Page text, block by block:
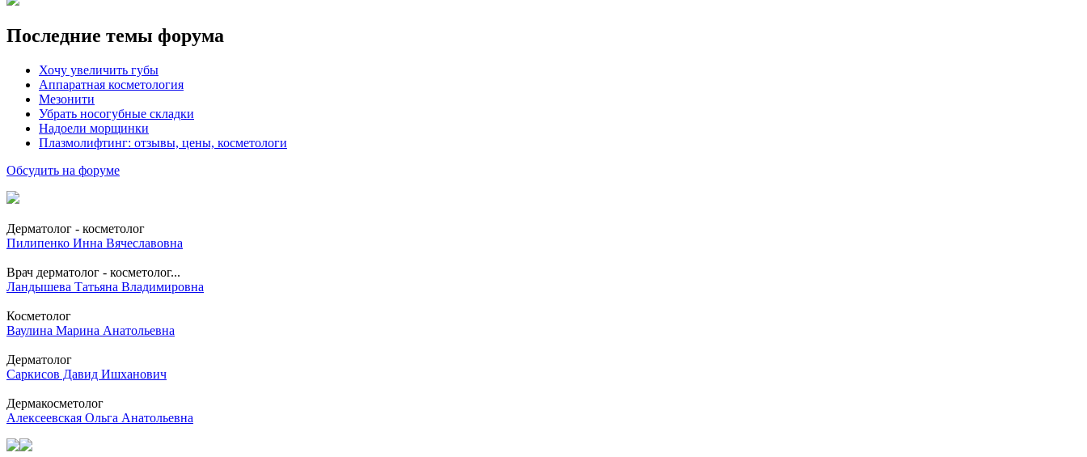
Последние темы форума
Хочу увеличить губы
Аппаратная косметология
Мезонити
Убрать носогубные складки
Надоели морщинки
Плазмолифтинг: отзывы, цены, косметологи
Обсудить на форуме
Дерматолог - косметолог
Пилипенко Инна Вячеславовна
Врач дерматолог - косметолог...
Ландышева Татьяна Владимировна
Косметолог
Ваулина Марина Анатольевна
Дерматолог
Саркисов Давид Ишханович
Дермакосметолог
Алексеевская Ольга Анатольевна